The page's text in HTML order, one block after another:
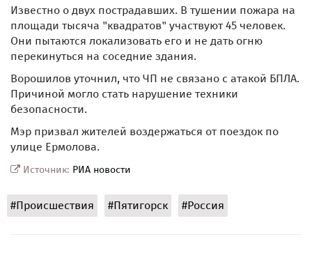
Известно о двух пострадавших. В тушении пожара на
площади тысяча "квадратов" участвуют 45 человек.
Они пытаются локализовать его и не дать огню
перекинуться на соседние здания.
Ворошилов уточнил, что ЧП не связано с атакой БПЛА.
Причиной могло стать нарушение техники
безопасности.
Мэр призвал жителей воздержаться от поездок по
улице Ермолова.
Источник: РИА новости
#Происшествия #Пятигорск #Россия